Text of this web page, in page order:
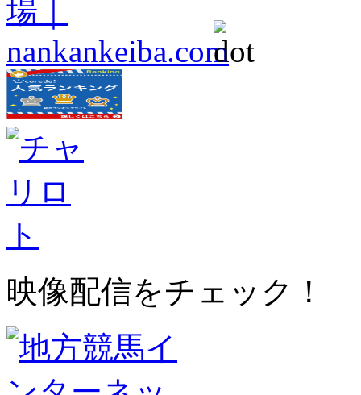
映像配信をチェック！